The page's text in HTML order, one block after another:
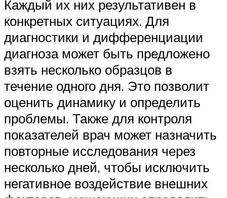
Каждый их них результативен в
конкретных ситуациях. Для
диагностики и дифференциации
диагноза может быть предложено
взять несколько образцов в
течение одного дня. Это позволит
оценить динамику и определить
проблемы. Также для контроля
показателей врач может назначить
повторные исследования через
несколько дней, чтобы исключить
негативное воздействие внешних